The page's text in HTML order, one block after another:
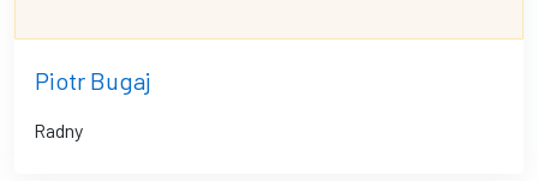
Piotr Bugaj
Radny